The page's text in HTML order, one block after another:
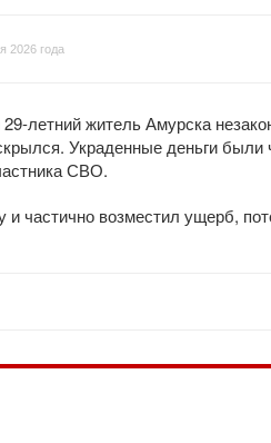
2026 года
летний житель Амурска
Украденные деньги
СВО.
частично возместил ущерб,